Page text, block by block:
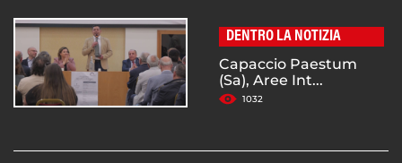
DENTRO LA NOTIZIA
Capaccio Paestum
(Sa), Aree Int...
1032